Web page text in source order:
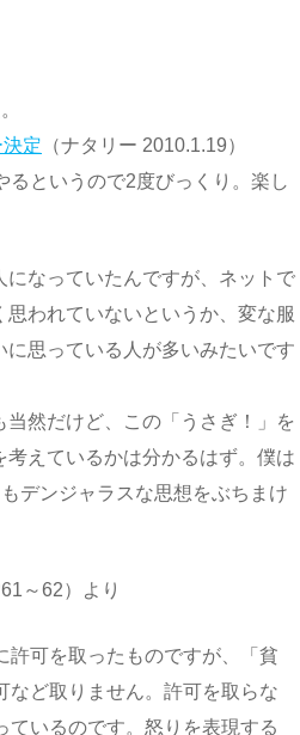
定 （ナタリー 2010.1.19）
というので2度びっくり。楽し
になっていたんですが、ネットで
われていないというか、変な服
思っている人が多いみたいです
然だけど、この「うさぎ！」を
えているかは分かるはず。僕は
デンジャラスな思想をぶちまけ
～62）より
許可を取ったものですが、「貧
など取りません。許可を取らな
ているのです。怒りを表現する